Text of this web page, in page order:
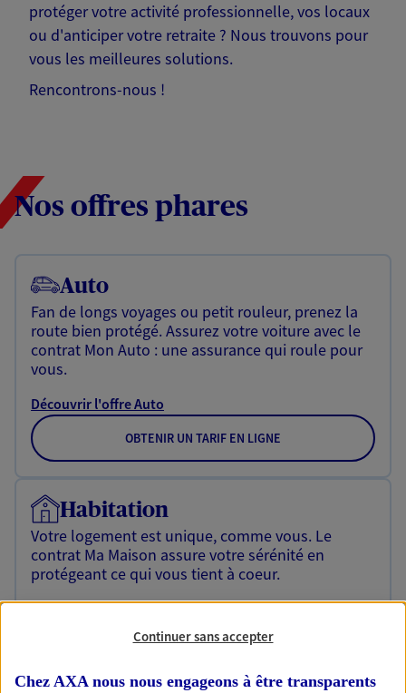
protéger votre activité professionnelle, vos locaux
ou d'anticiper votre retraite ? Nous trouvons pour
vous les meilleures solutions.
Rencontrons-nous !
Nos offres phares
Auto
Fan de longs voyages ou petit rouleur, prenez la
route bien protégé. Assurez votre voiture avec le
contrat Mon Auto : une assurance qui roule pour
vous.
Découvrir l'offre Auto
OBTENIR UN TARIF EN LIGNE
Habitation
Votre logement est unique, comme vous. Le
contrat Ma Maison assure votre sérénité en
protégeant ce qui vous tient à coeur.
Découvrir l'offre Habitation
OBTENIR UN TARIF EN LIGNE
Continuer sans accepter
Chez AXA nous nous engageons à être transparents